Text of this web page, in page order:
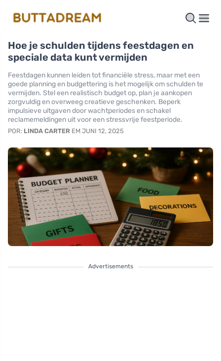
Hoe je schulden tijdens feestdagen en
speciale data kunt vermijden
Feestdagen kunnen leiden tot financiële stress, maar met een
goede planning en budgettering is het mogelijk om schulden te
vermijden. Stel een realistisch budget op, plan je aankopen
zorgvuldig en overweeg creatieve geschenken. Beperk
impulsieve uitgaven door wachtperiodes en schakel
reclamemeldingen uit voor een stressvrije feestperiode.
POR: LINDA CARTER EM JUNI 12, 2025
Advertisements